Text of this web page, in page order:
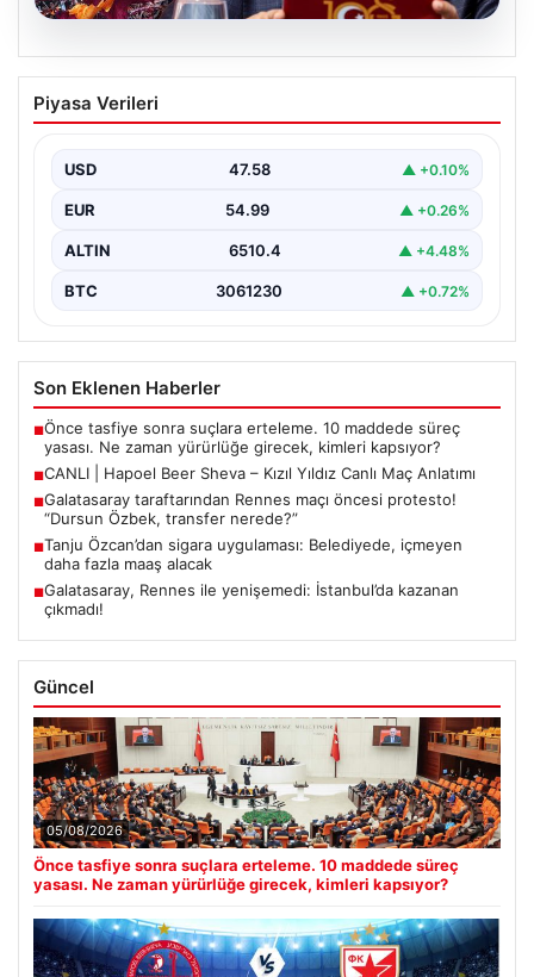
03.08.2026
Galatasaray taraftarından Rennes maçı
öncesi protesto! “Dursun Özbek,
{“title”: “Galatasaray Taraftarlarından Rennes Maçı
Neredeyse?'”, “content”: “…
Piyasa Verileri
USD 47.58 ▲ +0.10%
EUR 54.99 ▲ +0.26%
ALTIN 6510.4 ▲ +4.48%
BTC 3061230 ▲ +0.72%
Son Eklenen Haberler
■Önce tasfiye sonra suçlara erteleme. 10 maddede süreç
yasası. Ne zaman yürürlüğe girecek, kimleri kapsıyor?
■CANLI | Hapoel Beer Sheva – Kızıl Yıldız Canlı Maç Anlatımı
■Galatasaray taraftarından Rennes maçı öncesi protesto!
“Dursun Özbek, transfer nerede?”
■Tanju Özcan’dan sigara uygulaması: Belediyede, içmeyen
daha fazla maaş alacak
■Galatasaray, Rennes ile yenişemedi: İstanbul’da kazanan
çıkmadı!
Güncel
05/08/2026
Önce tasfiye sonra suçlara erteleme. 10 maddede süreç
yasası. Ne zaman yürürlüğe girecek, kimleri kapsıyor?